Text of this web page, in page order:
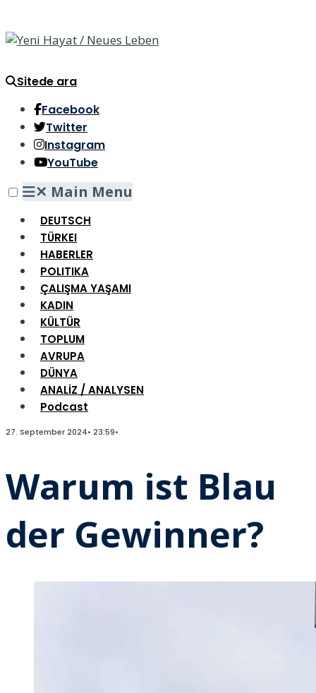
Sitede ara
Facebook
Twitter
Instagram
YouTube
✕ Main Menu
DEUTSCH
TÜRKEI
HABERLER
POLITIKA
ÇALIŞMA YAŞAMI
KADIN
KÜLTÜR
TOPLUM
AVRUPA
DÜNYA
ANALİZ / ANALYSEN
Podcast
27. September 2024• 23:59•
Warum ist Blau
der Gewinner?